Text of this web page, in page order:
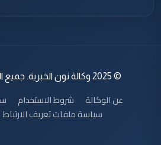
© 2025 وكالة نون الخبرية. جميع الحقوق محفوظة.
عن الوكالة شروط الاستخدام
سياسة ملفات تعريف الارتباط